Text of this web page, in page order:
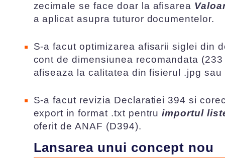
zecimale se face doar la afisarea
a aplicat asupra tuturor documentelor.
S-a facut optimizarea afisarii siglei din
cont de dimensiunea recomandata
afiseaza la calitatea din fisierul .jpg sau
S-a facut revizia Declaratiei 394 si
export in format .txt pentruimportul
oferit de ANAF (D394).
Lansarea unui concept nou